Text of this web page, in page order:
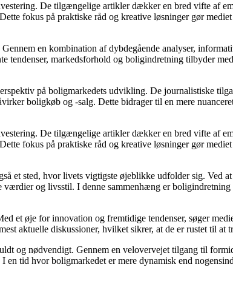
De tilgængelige artikler dækker en bred vifte af
fokus på praktiske råd og kreative løsninger gør
en kombination af dybdegående analyser,
tendenser, markedsforhold og boligindretning tilbyder
på boligmarkedets udvikling. De journalistiske
boligkøb og -salg. Dette bidrager til en mere
De tilgængelige artikler dækker en bred vifte af
fokus på praktiske råd og kreative løsninger gør
et sted, hvor livets vigtigste øjeblikke udfolder sig. Ved
og livsstil. I denne sammenhæng er
et øje for innovation og fremtidige tendenser, søger
aktuelle diskussioner, hvilket sikrer, at de er rustet til at
og nødvendigt. Gennem en velovervejet tilgang til
en tid hvor boligmarkedet er mere dynamisk end